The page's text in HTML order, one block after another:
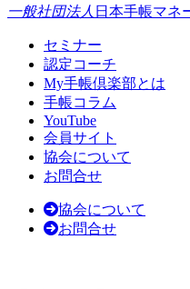
一般社団法人 日本手帳マネ
セミナー
認定コーチ
My手帳倶楽部とは
手帳コラム
YouTube
会員サイト
協会について
お問合せ
協会について
お問合せ